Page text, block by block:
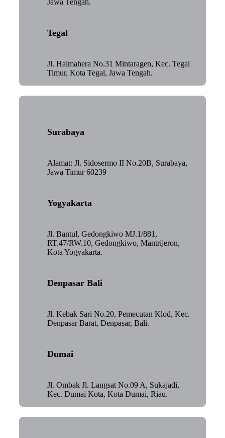
Jawa Tengah.
Tegal
Jl. Halmahera No.31 Mintaragen, Kec. Tegal
Timur, Kota Tegal, Jawa Tengah.
Surabaya
Alamat: Jl. Sidosermo II No.20B, Surabaya,
Jawa Timur 60239
Yogyakarta
Jl. Bantul, Gedongkiwo MJ.1/881,
RT.47/RW.10, Gedongkiwo, Mantrijeron,
Kota Yogyakarta.
Denpasar Bali
Jl. Kebak Sari No.20, Pemecutan Klod, Kec.
Denpasar Barat, Denpasar, Bali.
Dumai
Jl. Ombak Jl. Langsat No.09 A, Sukajadi,
Kec. Dumai Kota, Kota Dumai, Riau.